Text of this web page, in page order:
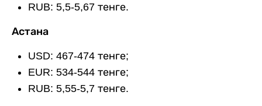
RUB: 5,5-5,67 тенге.
Астана
USD: 467-474 тенге;
EUR: 534-544 тенге;
RUB: 5,55-5,7 тенге.